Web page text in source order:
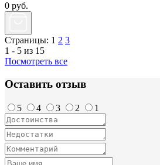
0 руб.
Страницы: 1 2 3
1 - 5 из 15
Посмотреть все
Оставить отзыв
5 4 3 2 1